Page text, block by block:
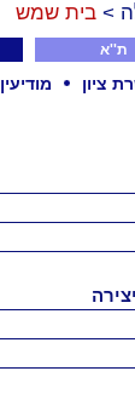
> בית שמש
ת''א
ציון מודיעין